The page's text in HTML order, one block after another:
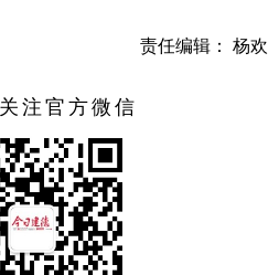
责任编辑： 杨欢
注官方微信